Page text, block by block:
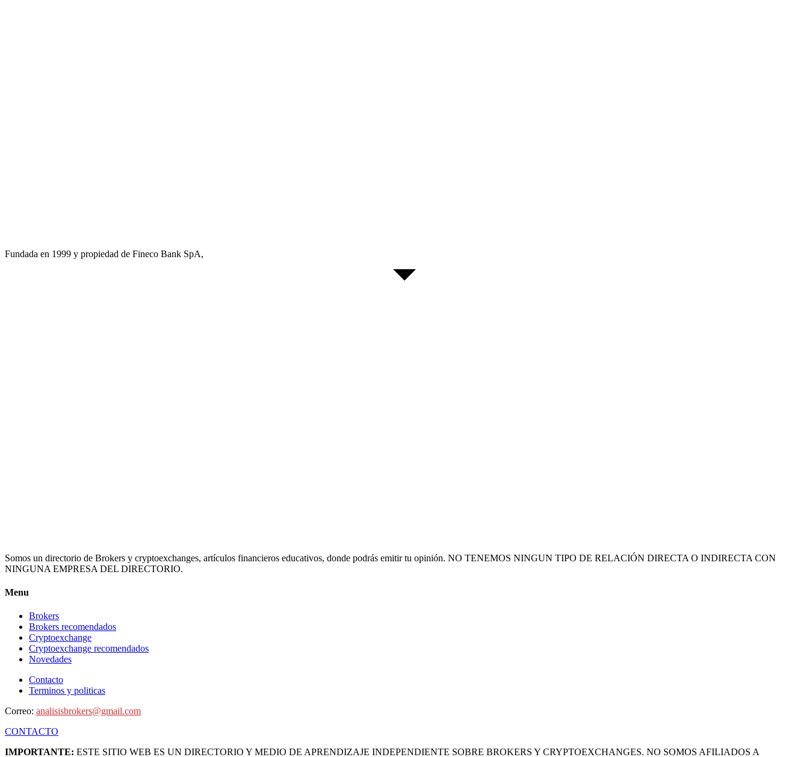
Fundada en 1999 y propiedad de Fineco Bank SpA,
Somos un directorio de Brokers y cryptoexchanges, artículos financieros educativos, donde podrás emitir tu opinión. NO TENEMOS NINGUN TIPO DE RELACIÓN DIRECTA O INDIRECTA CON
NINGUNA EMPRESA DEL DIRECTORIO.
Menu
Brokers
Brokers recomendados
Cryptoexchange
Cryptoexchange recomendados
Novedades
Contacto
Terminos y politicas
Correo: analisisbrokers@gmail.com
CONTACTO
IMPORTANTE: ESTE SITIO WEB ES UN DIRECTORIO Y MEDIO DE APRENDIZAJE INDEPENDIENTE SOBRE BROKERS Y CRYPTOEXCHANGES. NO SOMOS AFILIADOS A